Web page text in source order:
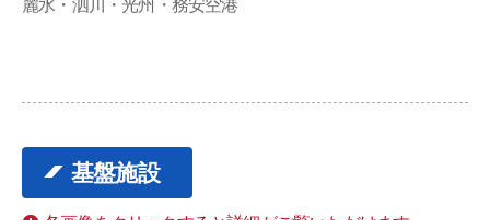
麗水・泗川・光州・務安空港
基盤施設